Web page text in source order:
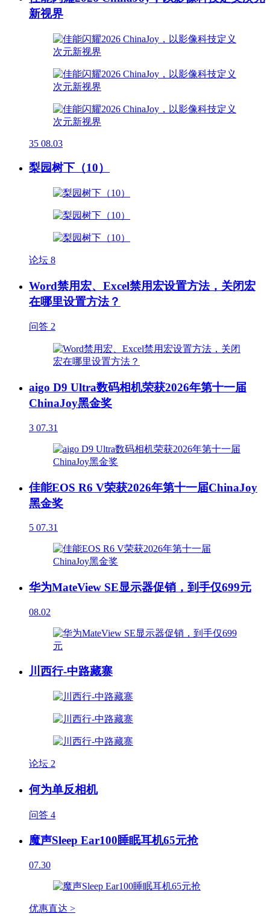
新视界
35 08.03
梨园树下（10）
论坛 8
Word禁用宏、Excel禁用宏设置方法，关闭宏
在哪里设置方法？
问答 2
aigo D9 Ultra数码相机荣获2026年第十一届
ChinaJoy黑金奖
3 07.31
佳能EOS R6 V荣获2026年第十一届ChinaJoy
黑金奖
5 07.31
华为MateView SE显示器促销，到手仅699元
08.02
川西行-中路藏寨
论坛 2
何为单反相机
问答 4
魔声Sleep Ear100睡眠耳机65元抢
07.30
优惠直达 >